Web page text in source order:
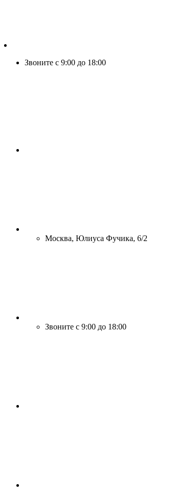
Звоните с 9:00 до 18:00
Москва, Юлиуса Фучика, 6/2
Звоните с 9:00 до 18:00